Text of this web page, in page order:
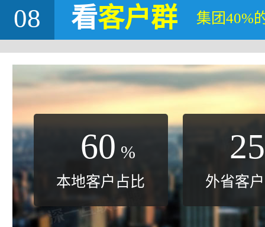
08 看客户群 集团40%
60 %
本地客户占比
25
外省客